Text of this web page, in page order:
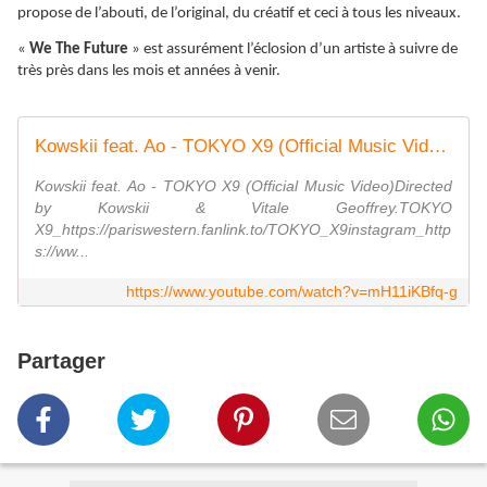
propose de l’abouti, de l’original, du créatif et ceci à tous les niveaux.
« We The Future » est assurément l’éclosion d’un artiste à suivre de
très près dans les mois et années à venir.
Kowskii feat. Ao - TOKYO X9 (Official Music Video)
Kowskii feat. Ao - TOKYO X9 (Official Music Video)Directed
by Kowskii & Vitale Geoffrey.TOKYO
X9_https://pariswestern.fanlink.to/TOKYO_X9instagram_http
s://ww...
https://www.youtube.com/watch?v=mH11iKBfq-g
Partager